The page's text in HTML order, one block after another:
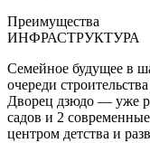
Преимущества
ИНФРАСТРУКТУРА
Семейное будущее в
очереди
Дворец дзюдо — уже
садов и 2
центром детства и